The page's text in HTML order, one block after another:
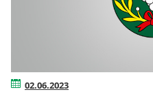
02.06.2023